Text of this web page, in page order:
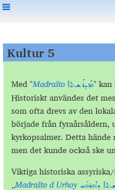
Kultur 5
Med "Madrašto ܡܰܕܪܰܫܬܐ"
Historiskt användes det
som ofta drevs av den
började från fyraårsåldern,
kyrkopsalmer. Detta hände
men det kunde också ske
Viktiga historiska
„Madrašto d Urhoy ܕܐܘܪܗܳܝ